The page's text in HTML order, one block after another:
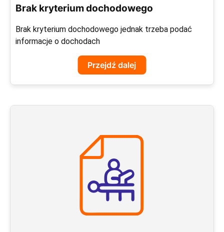
Brak kryterium dochodowego
Brak kryterium dochodowego jednak trzeba podać
informacje o dochodach
Przejdź dalej